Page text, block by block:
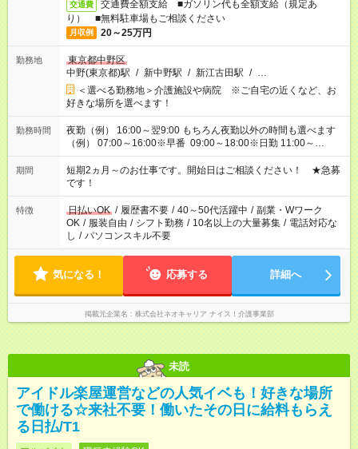
交通費
交通費全額支給 ■ガソリン代も全額支給（規定あ
り） ■無料駐車場もご相談ください
月収例 20～25万円
勤務地
東京都中野区
中野(東京都)駅 / 新中野駅 / 新江古田駅 / …
＜選べる勤務地＞介護施設や病院 ※ご自宅の近くなど、お
好きな場所を選べます！
勤務時間
夜勤（例） 16:00～翌9:00 もちろん夜勤以外の時間も選べます
（例） 07:00～16:00※早番 09:00～18:00※日勤 11:00～
20:00※遅番 ※時間は、固定・選べる施設もあるので、ご希望が
あれば調整できます！ ※シフト制。勤務地により実働時間が異
なります。★家庭の都合でお休みが必要な場合も遠慮なくご相談
ください。
期間
短期2ヵ月～のお仕事です。開始日はご相談ください！ ★急募
です！
特徴 日払いOK / 履歴書不要 / 40～50代活躍中 / 副業・Wワーク
OK / 服装自由 / シフト勤務 / 10名以上の大量募集 / 電話対応な
し / パソコンスキル不要
気になる！ 応募する 詳細へ
掲載元企業名 株式会社ネオキャリア ナイス！介護事業部
未読
アイドル楽屋運営などの人気イベも！好きな場所
で働ける☆来社不要！働いたその日に給料もらえ
る日払/T1